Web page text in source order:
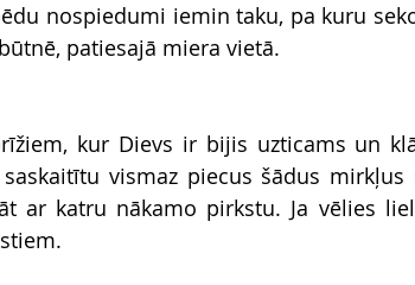
nospiedumi iemin taku, pa kuru
patiesajā miera vietā.
kur Dievs ir bijis uzticams un
vismaz piecus šādus
ar katru nākamo pirkstu. Ja vēlies